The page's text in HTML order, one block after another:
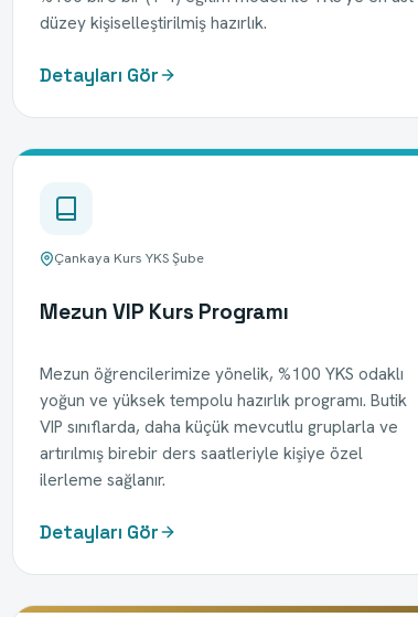
düzey kişiselleştirilmiş hazırlık.
Detayları Gör
Çankaya Kurs YKS Şube
Mezun VIP Kurs Programı
Mezun öğrencilerimize yönelik, %100 YKS odaklı
yoğun ve yüksek tempolu hazırlık programı. Butik
VIP sınıflarda, daha küçük mevcutlu gruplarla ve
artırılmış birebir ders saatleriyle kişiye özel
ilerleme sağlanır.
Detayları Gör